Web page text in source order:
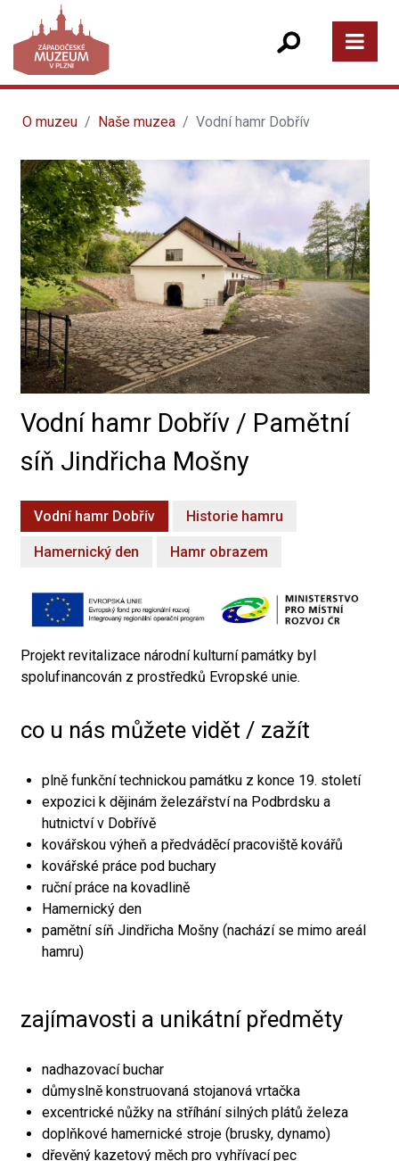
O muzeu Naše muzea Vodní hamr Dobřív
Vodní hamr Dobřív / Pamětní
síň Jindřicha Mošny
Vodní hamr Dobřív Historie hamru
Hamernický den Hamr obrazem
Projekt revitalizace národní kulturní památky byl
spolufinancován z prostředků Evropské unie.
co u nás můžete vidět / zažít
plně funkční technickou památku z konce 19. století
expozici k dějinám železářství na Podbrdsku a
hutnictví v Dobřívě
kovářskou výheň a předváděcí pracoviště kovářů
kovářské práce pod buchary
ruční práce na kovadlině
Hamernický den
pamětní síň Jindřicha Mošny (nachází se mimo areál
hamru)
zajímavosti a unikátní předměty
nadhazovací buchar
důmyslně konstruovaná stojanová vrtačka
excentrické nůžky na stříhání silných plátů železa
doplňkové hamernické stroje (brusky, dynamo)
dřevěný kazetový měch pro vyhřívací pec